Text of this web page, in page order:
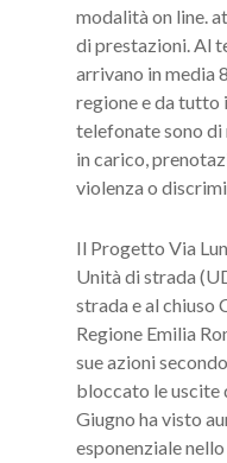
modalità on line.
di prestazioni. Al
arrivano in media
regione e da tutto
telefonate sono
in carico,
violenza o
Il Progetto Via
Unità di strada
strada e al chiuso
Regione Emilia
sue azioni
bloccato le uscite
Giugno ha visto
esponenziale